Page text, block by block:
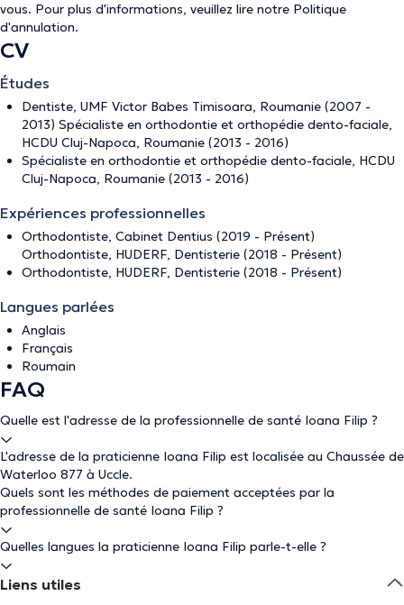
vous. Pour plus d'informations, veuillez lire notre Politique
d'annulation.
CV
Études
Dentiste, UMF Victor Babes Timisoara, Roumanie (2007 -
2013) Spécialiste en orthodontie et orthopédie dento-faciale,
HCDU Cluj-Napoca, Roumanie (2013 - 2016)
Spécialiste en orthodontie et orthopédie dento-faciale, HCDU
Cluj-Napoca, Roumanie (2013 - 2016)
Expériences professionnelles
Orthodontiste, Cabinet Dentius (2019 - Présent)
Orthodontiste, HUDERF, Dentisterie (2018 - Présent)
Orthodontiste, HUDERF, Dentisterie (2018 - Présent)
Langues parlées
Anglais
Français
Roumain
FAQ
Quelle est l'adresse de la professionnelle de santé Ioana Filip ?
L'adresse de la praticienne Ioana Filip est localisée au Chaussée de
Waterloo 877 à Uccle.
Quels sont les méthodes de paiement acceptées par la
professionnelle de santé Ioana Filip ?
Quelles langues la praticienne Ioana Filip parle-t-elle ?
Liens utiles